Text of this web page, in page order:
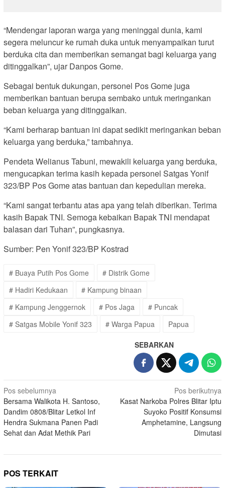
“Mendengar laporan warga yang meninggal dunia, kami
segera meluncur ke rumah duka untuk menyampaikan turut
berduka cita dan memberikan semangat bagi keluarga yang
ditinggalkan”, ujar Danpos Gome.
Sebagai bentuk dukungan, personel Pos Gome juga
memberikan bantuan berupa sembako untuk meringankan
beban keluarga yang ditinggalkan.
“Kami berharap bantuan ini dapat sedikit meringankan beban
keluarga yang berduka,” tambahnya.
Pendeta Welianus Tabuni, mewakili keluarga yang berduka,
mengucapkan terima kasih kepada personel Satgas Yonif
323/BP Pos Gome atas bantuan dan kepedulian mereka.
“Kami sangat terbantu atas apa yang telah diberikan. Terima
kasih Bapak TNI. Semoga kebaikan Bapak TNI mendapat
balasan dari Tuhan”, pungkasnya.
Sumber: Pen Yonif 323/BP Kostrad
# Buaya Putih Pos Gome
# Distrik Gome
# Hadiri Kedukaan
# Kampung binaan
# Kampung Jenggernok
# Pos Jaga
# Puncak
# Satgas Mobile Yonif 323
# Warga Papua Papua
SEBARKAN
Navigasi
pos
Pos sebelumnya
Bersama Walikota H. Santoso,
Dandim 0808/Blitar Letkol Inf
Hendra Sukmana Panen Padi
Sehat dan Adat Methik Pari
Pos berikutnya
Kasat Narkoba Polres Blitar Iptu
Suyoko Positif Konsumsi
Amphetamine, Langsung
Dimutasi
POS TERKAIT